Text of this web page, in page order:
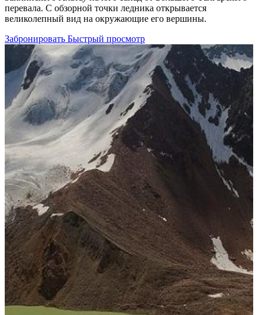
перевала. С обзорной точки ледника открывается
великолепный вид на окружающие его вершины.
Забронировать Быстрый просмотр